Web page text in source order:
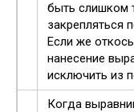
быть слишком
закрепляться
Если же
нанесение
исключить из
Когда